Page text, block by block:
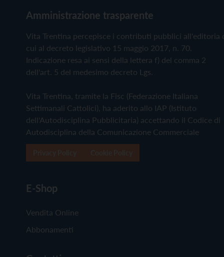
Amministrazione trasparente
Vita Trentina percepisce i contributi pubblici all'editoria
cui al decreto legislativo 15 maggio 2017, n. 70.
Indicazione resa ai sensi della lettera f) del comma 2
dell'art. 5 del medesimo decreto Lgs.
Vita Trentina, tramite la Fisc (Federazione Italiana
Settimanali Cattolici), ha aderito allo IAP (Istituto
dell'Autodisciplina Pubblicitaria) accettando il Codice di
Autodisciplina della Comunicazione Commerciale
E-Shop
Vendita Online
Abbonamenti